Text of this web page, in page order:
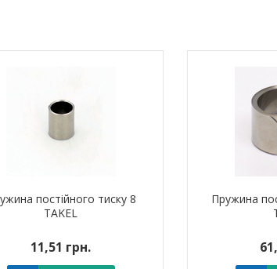
постійного тиску 8
TAKEL
11,51 грн.
Пружина